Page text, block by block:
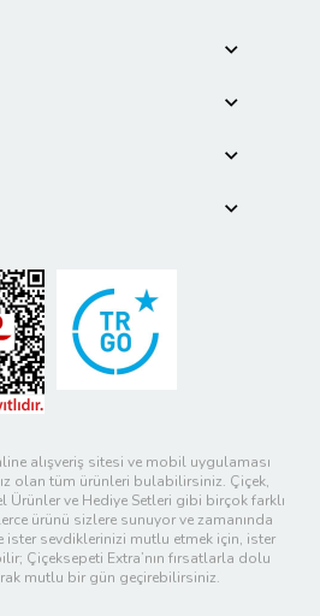
alışveriş sitesi ve mobil uygulaması
olan tüm ürünleri bulabilirsiniz. Çiçek,
Ürünler ve Hediye Setleri gibi birçok farklı
ürünü sizlere sunuyor ve zamanında
ister sevdiklerinizi mutlu etmek için, ister
Çiçeksepeti Extra’nın fırsatlarla dolu
mutlu bir gün geçirebilirsiniz.